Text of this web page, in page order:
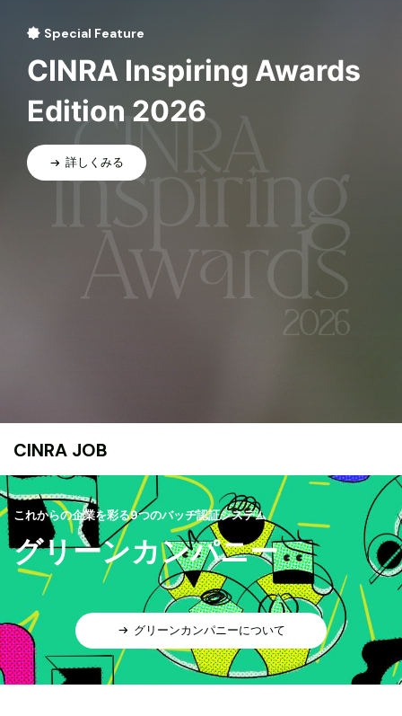
Special Feature
CINRA Inspiring Awards
Edition 2026
詳しくみる
CINRA JOB
これからの企業を彩る9つのバッヂ認証システム
グリーンカンパニー
グリーンカンパニーについて